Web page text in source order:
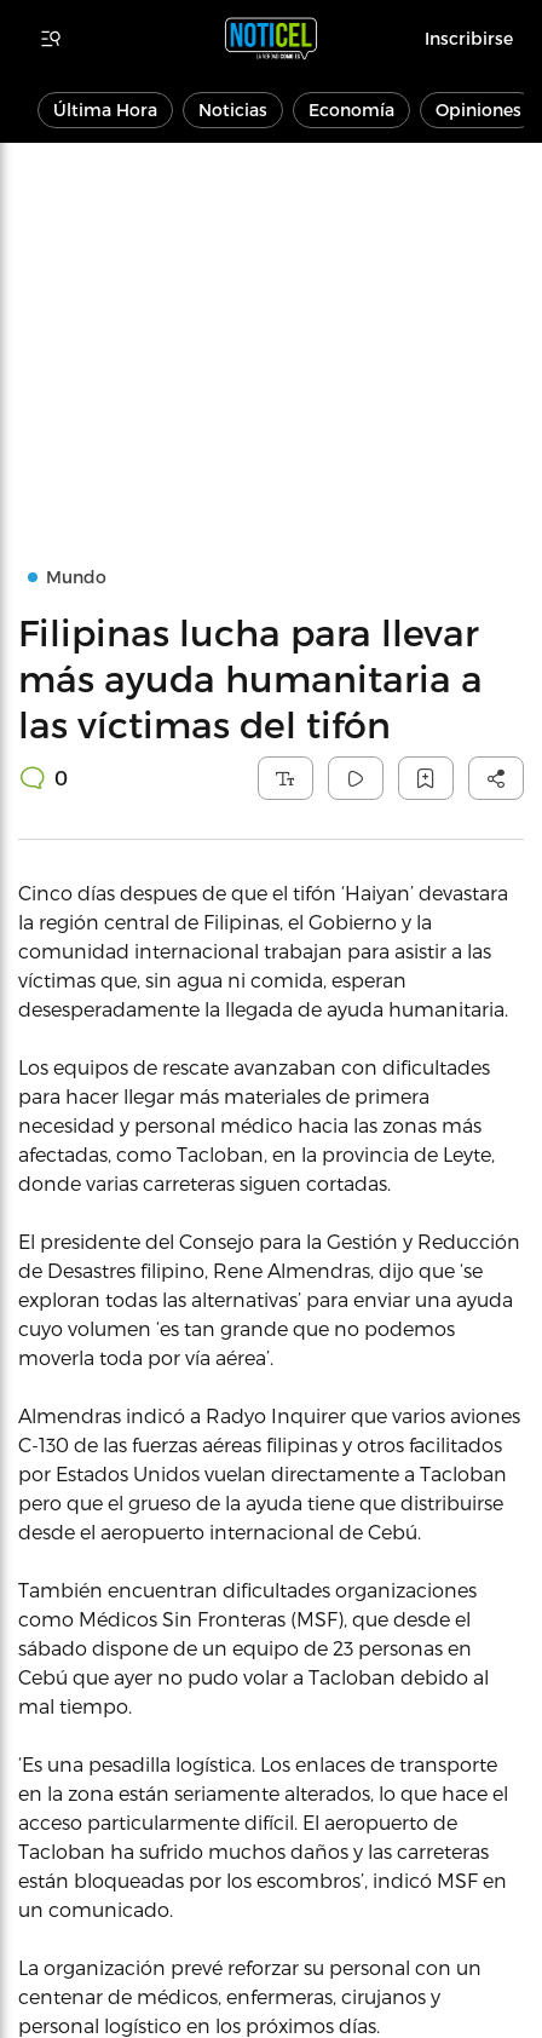
Inscribirse
Última Hora Noticias Economía Opiniones
Mundo
Filipinas lucha para llevar
más ayuda humanitaria a
las víctimas del tifón
0
Cinco días despues de que el tifón ‘Haiyan’ devastara
la región central de Filipinas, el Gobierno y la
comunidad internacional trabajan para asistir a las
víctimas que, sin agua ni comida, esperan
desesperadamente la llegada de ayuda humanitaria.
Los equipos de rescate avanzaban con dificultades
para hacer llegar más materiales de primera
necesidad y personal médico hacia las zonas más
afectadas, como Tacloban, en la provincia de Leyte,
donde varias carreteras siguen cortadas.
El presidente del Consejo para la Gestión y Reducción
de Desastres filipino, Rene Almendras, dijo que ‘se
exploran todas las alternativas’ para enviar una ayuda
cuyo volumen ‘es tan grande que no podemos
moverla toda por vía aérea’.
Almendras indicó a Radyo Inquirer que varios aviones
C-130 de las fuerzas aéreas filipinas y otros facilitados
por Estados Unidos vuelan directamente a Tacloban
pero que el grueso de la ayuda tiene que distribuirse
desde el aeropuerto internacional de Cebú.
También encuentran dificultades organizaciones
como Médicos Sin Fronteras (MSF), que desde el
sábado dispone de un equipo de 23 personas en
Cebú que ayer no pudo volar a Tacloban debido al
mal tiempo.
‘Es una pesadilla logística. Los enlaces de transporte
en la zona están seriamente alterados, lo que hace el
acceso particularmente difícil. El aeropuerto de
Tacloban ha sufrido muchos daños y las carreteras
están bloqueadas por los escombros’, indicó MSF en
un comunicado.
La organización prevé reforzar su personal con un
centenar de médicos, enfermeras, cirujanos y
personal logístico en los próximos días.